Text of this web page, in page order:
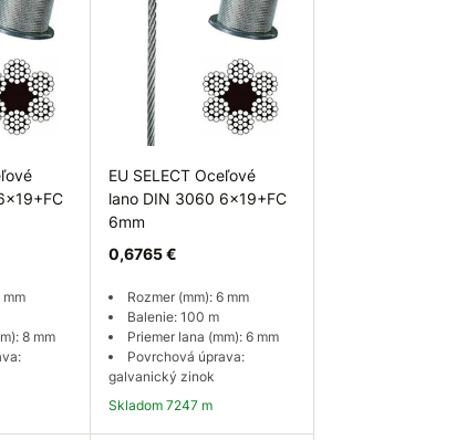
mm
8 mm
EU SELECT Oceľové
lano DIN 3060 6x19+FC
6mm
0,6765 €
Rozmer (mm): 6 mm
Balenie: 100 m
Priemer lana (mm): 6 mm
Povrchová úprava:
galvanický zinok
Skladom 7247 m